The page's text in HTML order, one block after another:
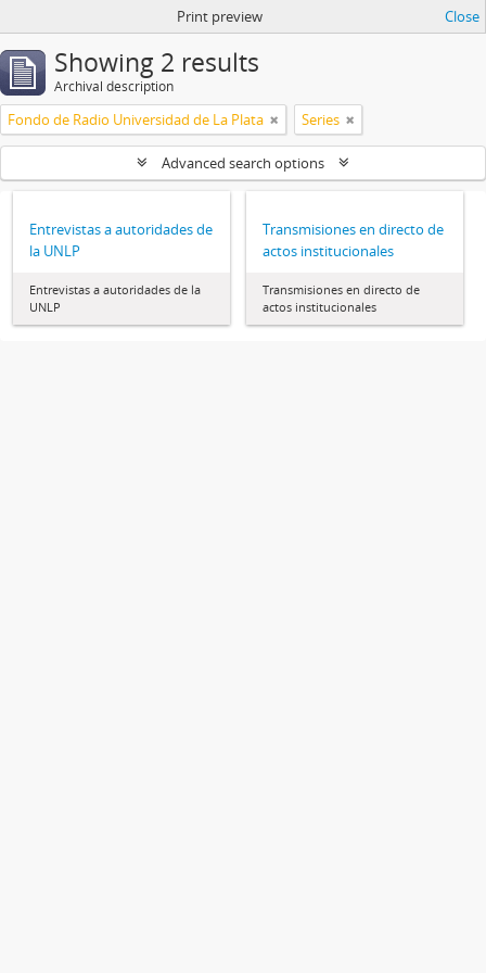
Print preview Close
Showing 2 results
Archival description
Fondo de Radio Universidad de La Plata Series
Advanced search options
Entrevistas a autoridades de
la UNLP
Entrevistas a autoridades de la
UNLP
Transmisiones en directo de
actos institucionales
Transmisiones en directo de
actos institucionales